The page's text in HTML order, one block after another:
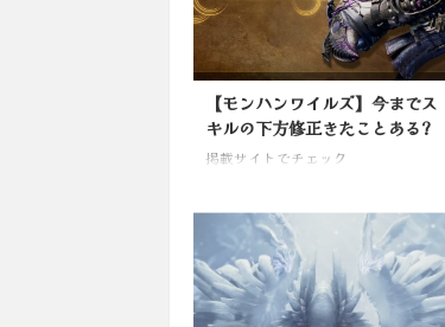
【モンハンワイルズ】今までス
キルの下方修正きたことある?
掲載サイトでチェック